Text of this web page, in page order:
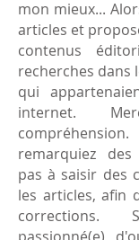
mon mieux...
articles et
contenus
recherches dans
qui
internet.
remarquiez
pas à saisir des
les articles, afin